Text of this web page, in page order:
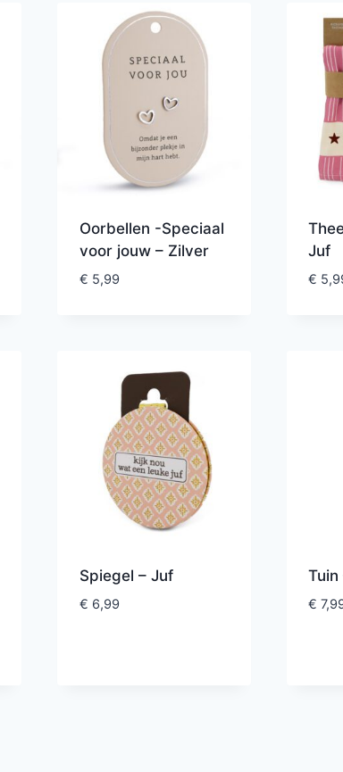
Oorbellen -Speciaal
voor jouw – Zilver
€ 5,99
Juf
€
Spiegel – Juf
€ 6,99 €